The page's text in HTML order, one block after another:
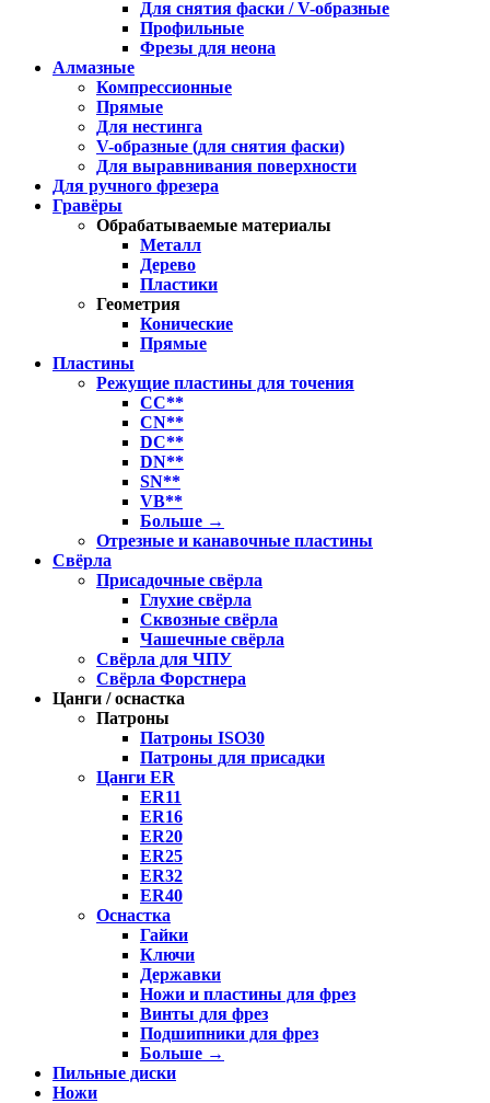
Для снятия фаски / V-образные
Профильные
Фрезы для неона
Алмазные
Компрессионные
Прямые
Для нестинга
V-образные (для снятия фаски)
Для выравнивания поверхности
Для ручного фрезера
Гравёры
Обрабатываемые материалы
Металл
Дерево
Пластики
Геометрия
Конические
Прямые
Пластины
Режущие пластины для точения
CC**
CN**
DC**
DN**
SN**
VB**
Больше →
Отрезные и канавочные пластины
Свёрла
Присадочные свёрла
Глухие свёрла
Сквозные свёрла
Чашечные свёрла
Свёрла для ЧПУ
Свёрла Форстнера
Цанги / оснастка
Патроны
Патроны ISO30
Патроны для присадки
Цанги ER
ER11
ER16
ER20
ER25
ER32
ER40
Оснастка
Гайки
Ключи
Державки
Ножи и пластины для фрез
Винты для фрез
Подшипники для фрез
Больше →
Пильные диски
Ножи